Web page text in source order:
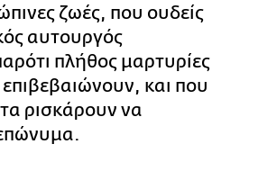
ζωές, που ουδείς
αυτουργός
πλήθος μαρτυρίες
επιβεβαιώνουν, και που
ρισκάρουν να